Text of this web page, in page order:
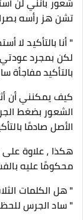
تشن هز رأسه
" أنا بالتأكيد
لكن بمجرد
بالتأكيد مفاجأة
كيف يمكنني أن
الشعور بضغط
الأصل صادمًا
هكذا ، علاوة على
محكومًا عليه
" هل الكلمات
" ساد الجرس